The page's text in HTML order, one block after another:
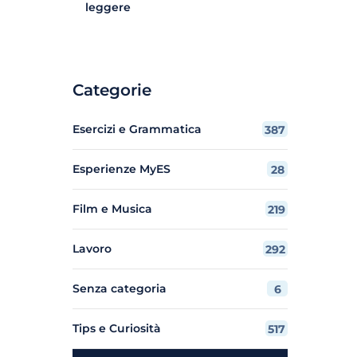
leggere
Categorie
Esercizi e Grammatica 387
Esperienze MyES 28
Film e Musica 219
Lavoro 292
Senza categoria 6
Tips e Curiosità 517